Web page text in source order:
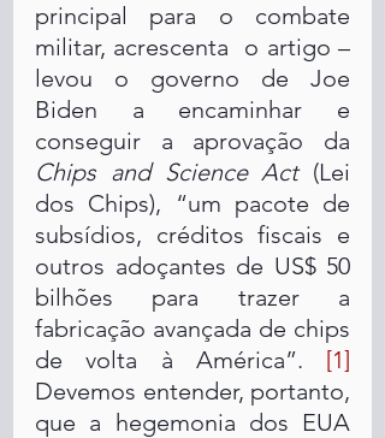
principal para o combate
militar, acrescenta  o artigo –
levou o governo de Joe
Biden a encaminhar e
Chips and Science Act (Lei
dos Chips), “um pacote de
subsídios, créditos fiscais e
outros adoçantes de US$ 50
bilhões para trazer a
fabricação avançada de chips
de volta à América”. [1]
Devemos entender, portanto,
que a hegemonia dos EUA